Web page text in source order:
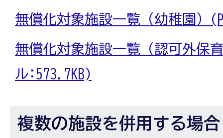
無償化対象施設一覧（幼稚園）
無償化対象施設一覧（認可外保
ル:573.7KB)
複数の施設を併用する場合